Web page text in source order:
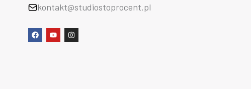
kontakt@studiostoprocent.pl
F
a
c
Y
o
u
I
n
s